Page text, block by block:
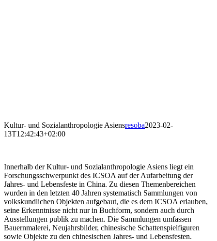
Kultur- und Sozialanthropologie Asiensresoba2023-02-
13T12:42:43+02:00
Innerhalb der Kultur- und Sozialanthropologie Asiens liegt ein
Forschungsschwerpunkt des ICSOA auf der Aufarbeitung der
Jahres- und Lebensfeste in China. Zu diesen Themenbereichen
wurden in den letzten 40 Jahren systematisch Sammlungen von
volkskundlichen Objekten aufgebaut, die es dem ICSOA erlauben,
seine Erkenntnisse nicht nur in Buchform, sondern auch durch
Ausstellungen publik zu machen. Die Sammlungen umfassen
Bauernmalerei, Neujahrsbilder, chinesische Schattenspielfiguren
sowie Objekte zu den chinesischen Jahres- und Lebensfesten.